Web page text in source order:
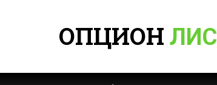
ОПЦИОН